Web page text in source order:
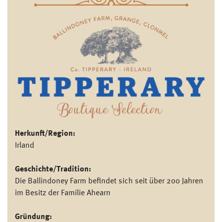
Herkunft/Region:
Irland
Geschichte/Tradition:
Die Ballindoney Farm befindet sich seit über 200 Jahren
im Besitz der Familie Ahearn
Gründung: